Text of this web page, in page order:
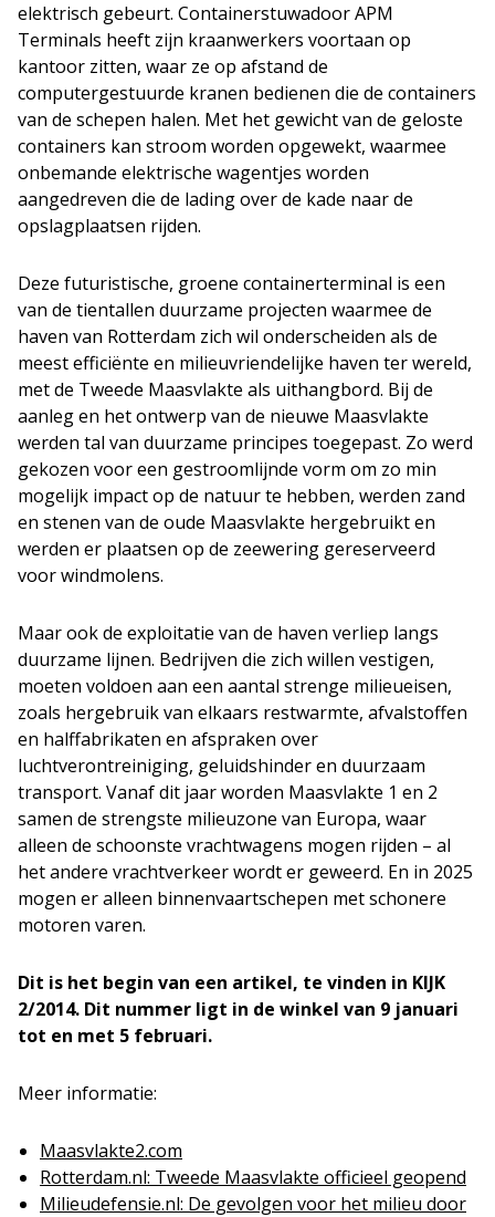
elektrisch gebeurt. Containerstuwadoor APM
Terminals heeft zijn kraanwerkers voortaan op
kantoor zitten, waar ze op afstand de
computergestuurde kranen bedienen die de containers
van de schepen halen. Met het gewicht van de geloste
containers kan stroom worden opgewekt, waarmee
onbemande elektrische wagentjes worden
aangedreven die de lading over de kade naar de
opslagplaatsen rijden.
Deze futuristische, groene containerterminal is een
van de tientallen duurzame projecten waarmee de
haven van Rotterdam zich wil onderscheiden als de
meest efficiënte en milieuvriendelijke haven ter wereld,
met de Tweede Maasvlakte als uithangbord. Bij de
aanleg en het ontwerp van de nieuwe Maasvlakte
werden tal van duurzame principes toegepast. Zo werd
gekozen voor een gestroomlijnde vorm om zo min
mogelijk impact op de natuur te hebben, werden zand
en stenen van de oude Maasvlakte hergebruikt en
werden er plaatsen op de zeewering gereserveerd
voor windmolens.
Maar ook de exploitatie van de haven verliep langs
duurzame lijnen. Bedrijven die zich willen vestigen,
moeten voldoen aan een aantal strenge milieueisen,
zoals hergebruik van elkaars restwarmte, afvalstoffen
en halffabrikaten en afspraken over
luchtverontreiniging, geluidshinder en duurzaam
transport. Vanaf dit jaar worden Maasvlakte 1 en 2
samen de strengste milieuzone van Europa, waar
alleen de schoonste vrachtwagens mogen rijden – al
het andere vrachtverkeer wordt er geweerd. En in 2025
mogen er alleen binnenvaartschepen met schonere
motoren varen.
Dit is het begin van een artikel, te vinden in KIJK
2/2014. Dit nummer ligt in de winkel van 9 januari
tot en met 5 februari.
Meer informatie:
Maasvlakte2.com
Rotterdam.nl: Tweede Maasvlakte officieel geopend
Milieudefensie.nl: De gevolgen voor het milieu door